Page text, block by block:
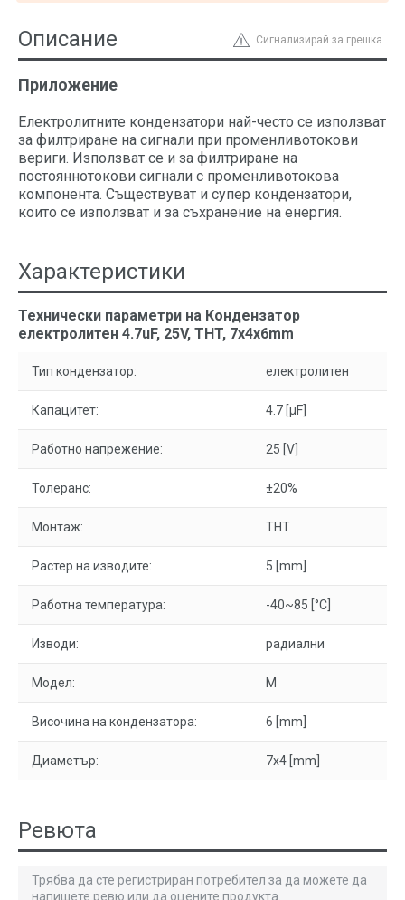
Сигнализирай за грешка
Описание
Приложение
Електролитните кондензатори най-често се използват
за филтриране на сигнали при променливотокови
вериги. Използват се и за филтриране на
постояннотокови сигнали с променливотокова
компонента. Съществуват и супер кондензатори,
които се използват и за съхранение на енергия.
Характеристики
Технически параметри на Кондензатор
електролитен 4.7uF, 25V, THT, 7x4x6mm
Тип кондензатор: електролитен
Капацитет: 4.7 [µF]
Работно напрежение: 25 [V]
Толеранс: ±20%
Монтаж: THT
Растер на изводите: 5 [mm]
Работна температура: -40~85 [°C]
Изводи: радиални
Модел: M
Височина на кондензатора: 6 [mm]
Диаметър: 7x4 [mm]
Ревюта
Трябва да сте регистриран потребител за да можете да
напишете ревю или да оцените продукта.